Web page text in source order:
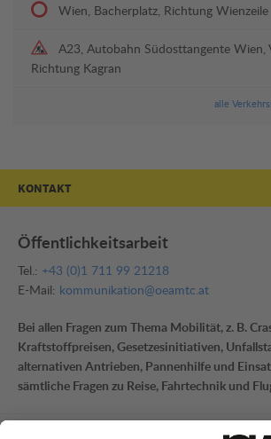
Wien, Bacherplatz, Richtung Wienzeile
A23, Autobahn Südosttangente Wien,
Richtung Kagran
alle
KONTAKT
Öffentlichkeitsarbeit
Tel.: +43 (0)1 711 99 21218
E-Mail: kommunikation@oeamtc.at
Bei allen Fragen zum Thema Mobilität, z. B.
Kraftstoffpreisen, Gesetzesinitiativen,
alternativen Antrieben, Pannenhilfe und
sämtliche Fragen zu Reise, Fahrtechnik und